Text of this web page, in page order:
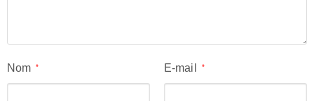
Nom * E-mail *